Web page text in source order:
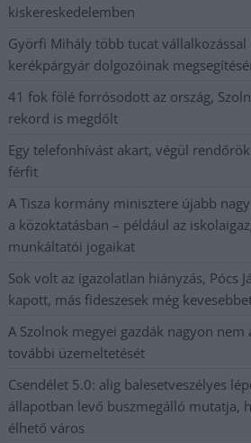
kiskereskedelemben
Györfi Mihály több tucat vállalkozással
kerékpárgyár dolgozóinak
41 fok fölé forrósodott az ország,
rekord is megdőlt
Egy telefonhívást akart, végül
férfit
A Tisza kormány minisztere újabb
a közoktatásban – például az
munkáltatói jogaikat
Sok volt az igazolatlan hiányzás, Pócs
kapott, más fideszesek még
A Szolnok megyei gazdák nagyon nem
további üzemeltetését
Csendélet 5.0: alig balesetveszélyes
állapotban levő buszmegálló mutatja,
élhető város